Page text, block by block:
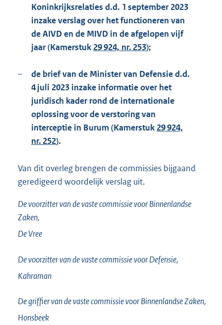
Koninkrijksrelaties d.d. 1 september 2023
inzake verslag over het functioneren van
de AIVD en de MIVD in de afgelopen vijf
jaar (Kamerstuk 29 924, nr. 253);
–
de brief van de Minister van Defensie d.d.
4 juli 2023 inzake informatie over het
juridisch kader rond de internationale
oplossing voor de verstoring van
interceptie in Burum (Kamerstuk 29 924,
nr. 252).
Van dit overleg brengen de commissies bijgaand
geredigeerd woordelijk verslag uit.
De voorzitter van de vaste commissie voor Binnenlandse
Zaken,
De Vree
De voorzitter van de vaste commissie voor Defensie,
Kahraman
De griffier van de vaste commissie voor Binnenlandse Zaken,
Honsbeek